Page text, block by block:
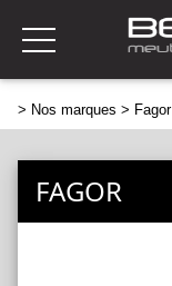
> Nos marques > Fagor
FAGOR